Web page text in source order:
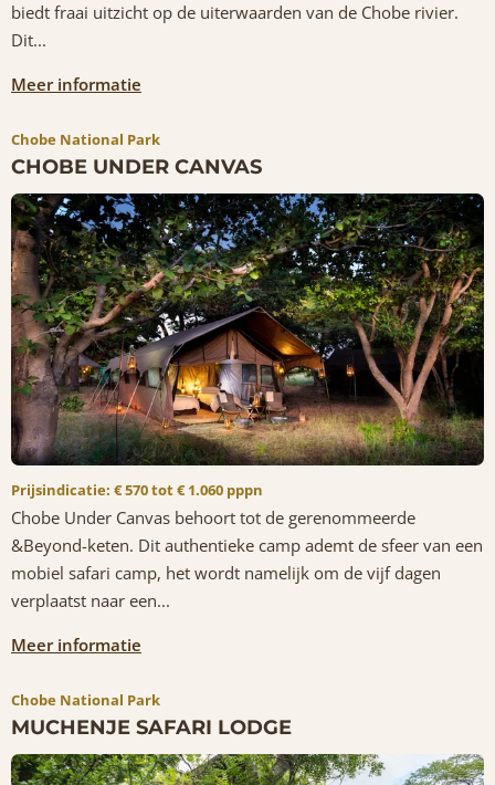
biedt fraai uitzicht op de uiterwaarden van de Chobe rivier.
Dit...
Meer informatie
Chobe National Park
CHOBE UNDER CANVAS
Prijsindicatie: € 570 tot € 1.060 pppn
Chobe Under Canvas behoort tot de gerenommeerde
&Beyond-keten. Dit authentieke camp ademt de sfeer van een
mobiel safari camp, het wordt namelijk om de vijf dagen
verplaatst naar een...
Meer informatie
Chobe National Park
MUCHENJE SAFARI LODGE